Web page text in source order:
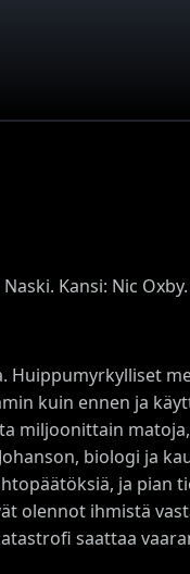
Kansi: Nic
Huippumyrkylliset
kuin ennen ja
miljoonittain
biologi ja
ja pian
olennot ihmistä
saattaa